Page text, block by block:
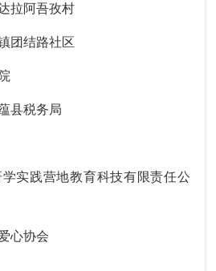
阿吾孜村
结路社区
县税务局
践营地教育科技有限责任公
心协会